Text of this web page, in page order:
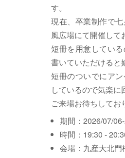
す。
現在、卒業制作で
風広場にて開催して
短冊を用意してい
書いていただけると
短冊のついでにア
しているので気楽に
ご来場お待ちしてお
期間：2026/07/
時間：19:30 -
会場：九産大北門